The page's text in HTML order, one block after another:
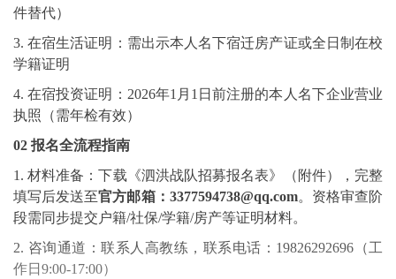
件替代）
3. 在宿生活证明：需出示本人名下宿迁房产证或全日制在校
学籍证明
4. 在宿投资证明：2026年1月1日前注册的本人名下企业营业
执照（需年检有效）
02 报名全流程指南
1. 材料准备：下载《泗洪战队招募报名表》（附件），完整
填写后发送至官方邮箱： 3377594738@qq.com。资格审查阶
段需同步提交户籍/社保/学籍/房产等证明材料。
2. 咨询通道：联系人高教练，联系电话：19826292696（工
作日9:00-17:00）